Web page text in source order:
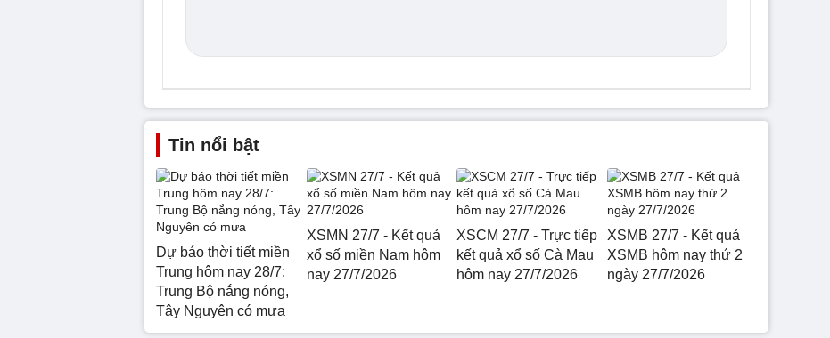
Tin nổi bật
Dự báo thời tiết miền
Trung hôm nay 28/7:
Trung Bộ nắng nóng,
Tây Nguyên có mưa
XSMN 27/7 - Kết quả
xổ số miền Nam hôm
nay 27/7/2026
XSCM 27/7 - Trực tiếp
kết quả xổ số Cà Mau
hôm nay 27/7/2026
XSMB 27/7 - Kết quả
XSMB hôm nay thứ 2
ngày 27/7/2026